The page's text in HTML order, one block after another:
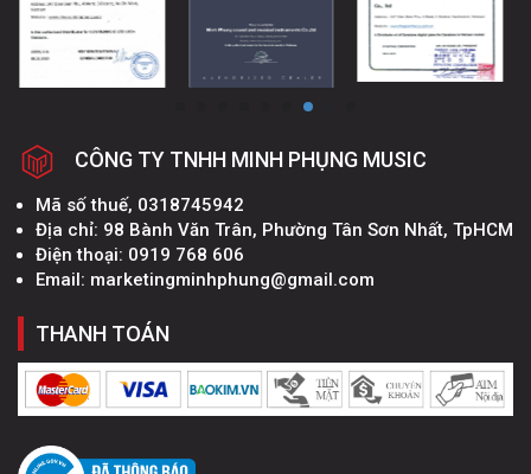
CÔNG TY TNHH MINH PHỤNG MUSIC
Mã số thuế, 0318745942
Địa chỉ: 98 Bành Văn Trân, Phường Tân Sơn Nhất, TpHCM
Điện thoại: 0919 768 606
Email: marketingminhphung@gmail.com
THANH TOÁN